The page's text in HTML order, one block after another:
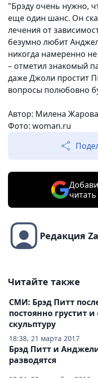
"Брэду очень нужно,
еще один шанс. Он
лечения от
безумно любит
никогда намеренно
– отметил знакомый
даже Джоли простит
вопросы полюбовно
Автор: Милена Жарова
Фото: woman.ru
Редакция
Читайте также
18:38, 21 марта 2017
СМИ: Брэд Питт
постоянно грустит и
скульптуру
Брэд Питт и
разводятся